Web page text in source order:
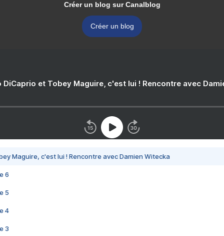
Créer un blog sur Canalblog
Créer un blog
DiCaprio et Tobey Maguire, c'est lui ! Rencontre avec
Maguire, c'est lui ! Rencontre avec Damien Witecka
6
5
4
3